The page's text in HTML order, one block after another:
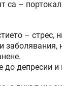
–
– стрес,
заболявания,
депресии и